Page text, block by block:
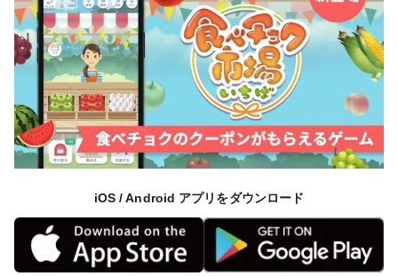
iOS / Android アプリをダウンロード